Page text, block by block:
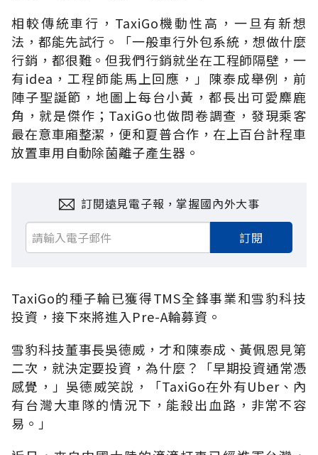
相較傳統車行，TaxiGo機動性高，一旦有新想
法，都能先試行。「一般車行外包系統，想做什麼
行銷，都很難。但我們行銷就坐在工程師隔壁，一
有idea，工程師能馬上回應，」陳泰成舉例，前
陣子聖誕節，地圖上每台小黃，都長出可愛麋鹿
角，就是傑作；TaxiGo也做問卷調查，發現乘客
最在意車廂整潔，便和夏普合作，在上百台計程車
放置車用自動除菌離子產生器。
訂閱遠見電子報，掌握國內外大事
訂閱
TaxiGo的種子輪已獲得TMS全鋒事業和雪豹科技
投資，接下來將進入Pre-A輪募資。
雪豹科技董事長吳德威，才和陳泰成、黃佩恩見第
二次，就決定要投資，為什麼？「早期投資通常憑
感覺，」吳德威笑說，「TaxiGo在外有Uber、內
有台灣大車隊的情況下，能殺出血路，非常不容
易。」